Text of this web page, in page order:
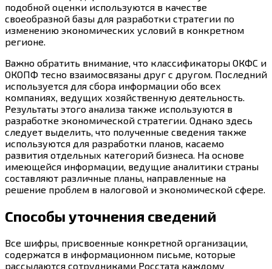
подобной оценки используются в качестве
своеобразной базы для разработки стратегии по
изменению экономических условий в конкретном
регионе.
Важно обратить внимание, что классификаторы ОКФС и
ОКОПФ тесно взаимосвязаны друг с другом. Последний
используется для сбора информации обо всех
компаниях, ведущих хозяйственную деятельность.
Результаты этого анализа также используются в
разработке экономической стратегии. Однако здесь
следует выделить, что полученные сведения также
используются для разработки планов, касаемо
развития отдельных категорий бизнеса. На основе
имеющейся информации, ведущие аналитики страны
составляют различные планы, направленные на
решение проблем в налоговой и экономической сфере.
Способы уточнения сведений
Все шифры, присвоенные конкретной организации,
содержатся в информационном письме, которые
рассылаются сотрудниками Росстата каждому